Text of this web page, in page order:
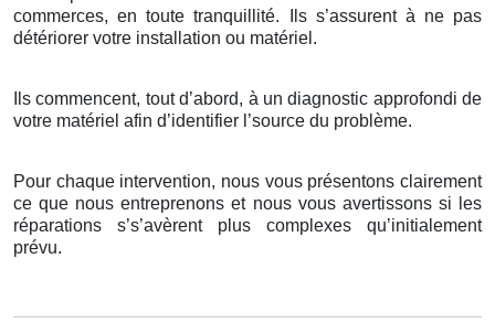
commerces, en toute tranquillité. Ils s’assurent à ne pas
détériorer votre installation ou matériel.
Ils commencent, tout d’abord, à un diagnostic approfondi de
votre matériel afin d’identifier l’source du problème.
Pour chaque intervention, nous vous présentons clairement
ce que nous entreprenons et nous vous avertissons si les
réparations s’s’avèrent plus complexes qu’initialement
prévu.